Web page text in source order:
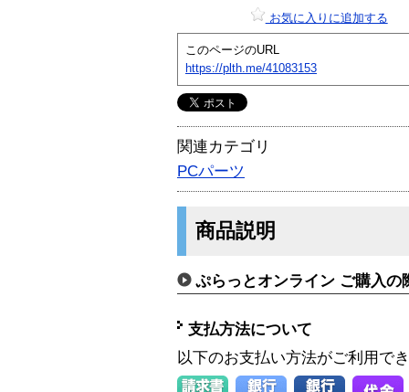
お気に入りに追加する
このページのURL
https://plth.me/41083153
関連カテゴリ
PCパーツ
商品説明
ぷらっとオンライン ご購入の
支払方法について
以下のお支払い方法がご利用で